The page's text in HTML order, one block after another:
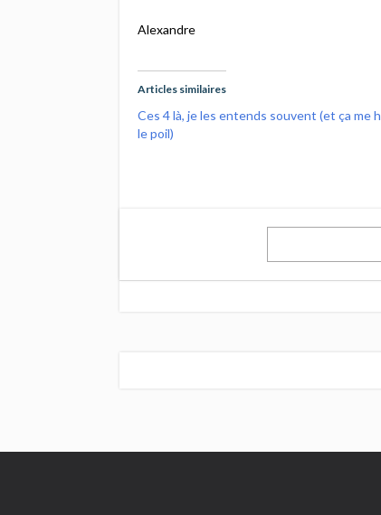
Alexandre
Articles similaires
Ces 4 là, je les entends souvent (et ça me
le poil)